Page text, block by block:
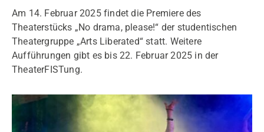
Am 14. Februar 2025 findet die Premiere des
Theaterstücks „No drama, please!“ der studentischen
Theatergruppe „Arts Liberated“ statt. Weitere
Aufführungen gibt es bis 22. Februar 2025 in der
TheaterFISTung.